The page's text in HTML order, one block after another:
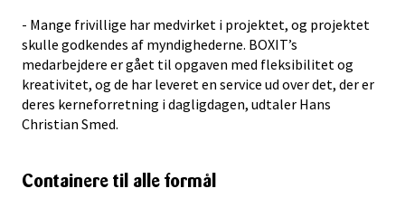
- Mange frivillige har medvirket i projektet, og projektet
skulle godkendes af myndighederne. BOXIT’s
medarbejdere er gået til opgaven med fleksibilitet og
kreativitet, og de har leveret en service ud over det, der er
deres kerneforretning i dagligdagen, udtaler Hans
Christian Smed.
Containere til alle formål